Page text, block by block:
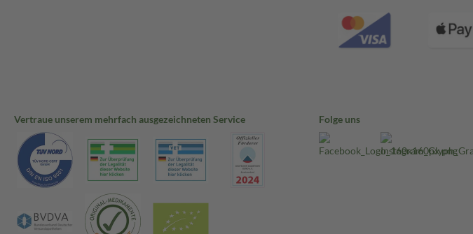
Vertraue unserem mehrfach ausgezeichneten Service Folge uns